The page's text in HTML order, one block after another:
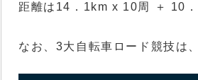
距離は14．1km x 10周 ＋ 10
なお、3大自転車ロード競技は、